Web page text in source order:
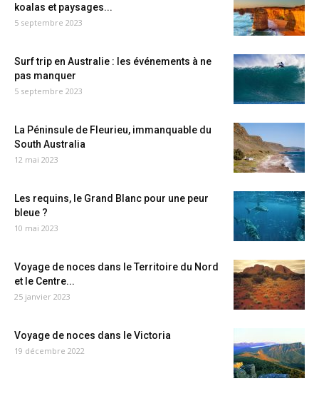
koalas et paysages...
5 septembre 2023
Surf trip en Australie : les événements à ne
pas manquer
5 septembre 2023
La Péninsule de Fleurieu, immanquable du
South Australia
12 mai 2023
Les requins, le Grand Blanc pour une peur
bleue ?
10 mai 2023
Voyage de noces dans le Territoire du Nord
et le Centre...
25 janvier 2023
Voyage de noces dans le Victoria
19 décembre 2022